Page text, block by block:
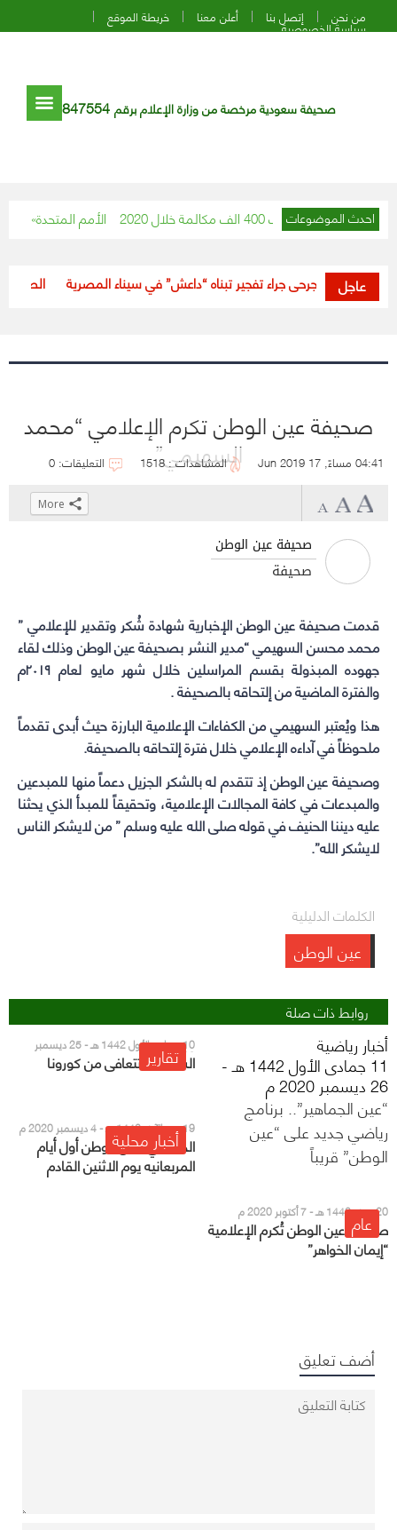
من نحن إتصل بنا أعلن معنا خريطة الموقع
سياسة الخصوصية
صحيفة سعودية مرخصة من وزارة الإعلام برقم 847554
احدث الموضوعات
ما يقارب 400 الف مكالمة خلال 2020 «الأمم المتحدة»: نتابع
عاجل “الصحة”: خلال 24 ساعة.. تعافي (188) حالة من قتيل و3 جرحى جراء تفجير تبناه “داعش” في سيناء المصرية
صحيفة عين الوطن تكرم الإعلامي “محمد
السهيمي” 04:41 مساءً, 17 Jun 2019 المشاهدات : 1518 التعليقات: 0
صحيفة عين الوطن
صحيفة
قدمت صحيفة عين الوطن الإخبارية شهادة شُكر وتقدير للإعلامي ”
محمد محسن السهيمي “مدير النشر بصحيفة عين الوطن وذلك لقاء
جهوده المبذولة بقسم المراسلين خلال شهر مايو لعام ٢٠١٩م
والفترة الماضية من إلتحاقه بالصحيفة .
هذا ويُعتبر السهيمي من الكفاءات الإعلامية البارزة حيث أبدى تقدماً
ملحوظاً في آداءه الإعلامي خلال فترة إلتحاقه بالصحيفة.
وصحيفة عين الوطن إذ تتقدم له بالشكر الجزيل دعماً منها للمبدعين
والمبدعات في كافة المجالات الإعلامية، وتحقيقاً للمبدأ الذي يحثنا
عليه ديننا الحنيف في قوله صلى الله عليه وسلم ” من لايشكر الناس
لايشكر الله”.
(Opens
in
new
(Opens
in
new
(Opens
in
new
Click
(Opens
in
new
More
الكلمات الدليلية
عين الوطن
روابط ذات صلة
أخبار رياضية
11 جمادى الأول 1442 هـ -
26 ديسمبر 2020 م
“عين الجماهير”.. برنامج
رياضي جديد على “عين
الوطن” قريباً
تقارير 10 جمادى الأول 1442 هـ - 25 ديسمبر
2020 م
السعودية تتعافى من كورونا
أخبار محلية19 ربيع الآخر 1442 هـ - 4 ديسمبر 2020 م
الحصيني لعين الوطن أول أيام
المربعانيه يوم الاثنين القادم
عام 20 صفر 1442 هـ - 7 أكتوبر 2020 م
صحيفة عين الوطن تُكرم الإعلامية
“إيمان الخواهر”
أضف تعليق